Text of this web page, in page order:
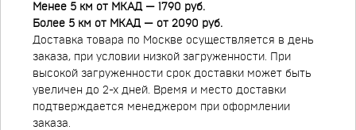
Менее 5 км от МКАД — 1790 руб.
Более 5 км от МКАД — от 2090 руб.
Доставка товара по Москве осуществляется в день
заказа, при условии низкой загруженности. При
высокой загруженности срок доставки может быть
увеличен до 2-х дней. Время и место доставки
подтверждается менеджером при оформлении
заказа.